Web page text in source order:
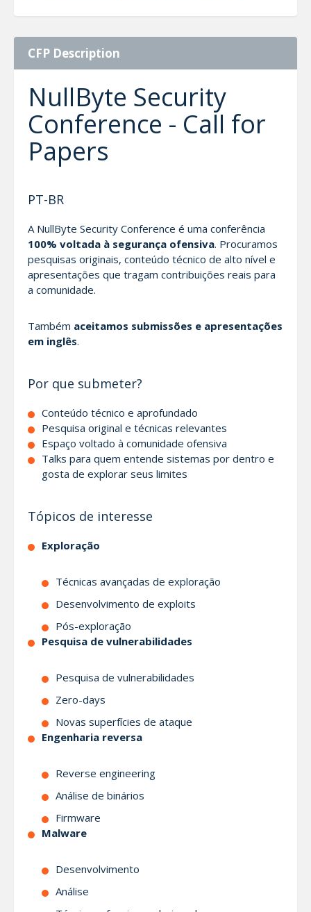
CFP Description
NullByte Security
Conference - Call for
Papers
PT-BR
A NullByte Security Conference é uma conferência
100% voltada à segurança ofensiva. Procuramos
pesquisas originais, conteúdo técnico de alto nível e
apresentações que tragam contribuições reais para
a comunidade.
Também aceitamos submissões e apresentações
em inglês.
Por que submeter?
Conteúdo técnico e aprofundado
Pesquisa original e técnicas relevantes
Espaço voltado à comunidade ofensiva
Talks para quem entende sistemas por dentro e
gosta de explorar seus limites
Tópicos de interesse
Exploração
Técnicas avançadas de exploração
Desenvolvimento de exploits
Pós-exploração
Pesquisa de vulnerabilidades
Pesquisa de vulnerabilidades
Zero-days
Novas superfícies de ataque
Engenharia reversa
Reverse engineering
Análise de binários
Firmware
Malware
Desenvolvimento
Análise